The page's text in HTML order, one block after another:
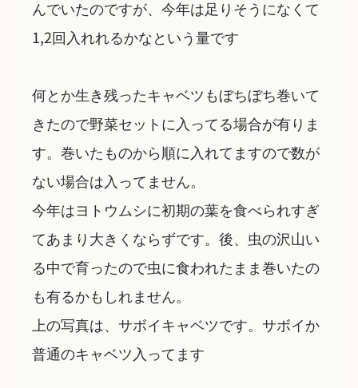
んでいたのですが、今年は足りそうになくて
1,2回入れれるかなという量です
何とか生き残ったキャベツもぼちぼち巻いて
きたので野菜セットに入ってる場合が有りま
す。巻いたものから順に入れてますので数が
ない場合は入ってません。
今年はヨトウムシに初期の葉を食べられすぎ
てあまり大きくならずです。後、虫の沢山い
る中で育ったので虫に食われたまま巻いたの
も有るかもしれません。
上の写真は、サボイキャベツです。サボイか
普通のキャベツ入ってます